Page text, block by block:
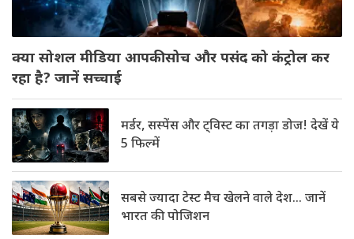
क्या सोशल मीडिया आपकी सोच और पसंद को कंट्रोल कर
रहा है? जानें सच्चाई
मर्डर, सस्पेंस और ट्विस्ट का तगड़ा डोज! देखें ये
5 फिल्में
सबसे ज्यादा टेस्ट मैच खेलने वाले देश… जानें
भारत की पोजिशन